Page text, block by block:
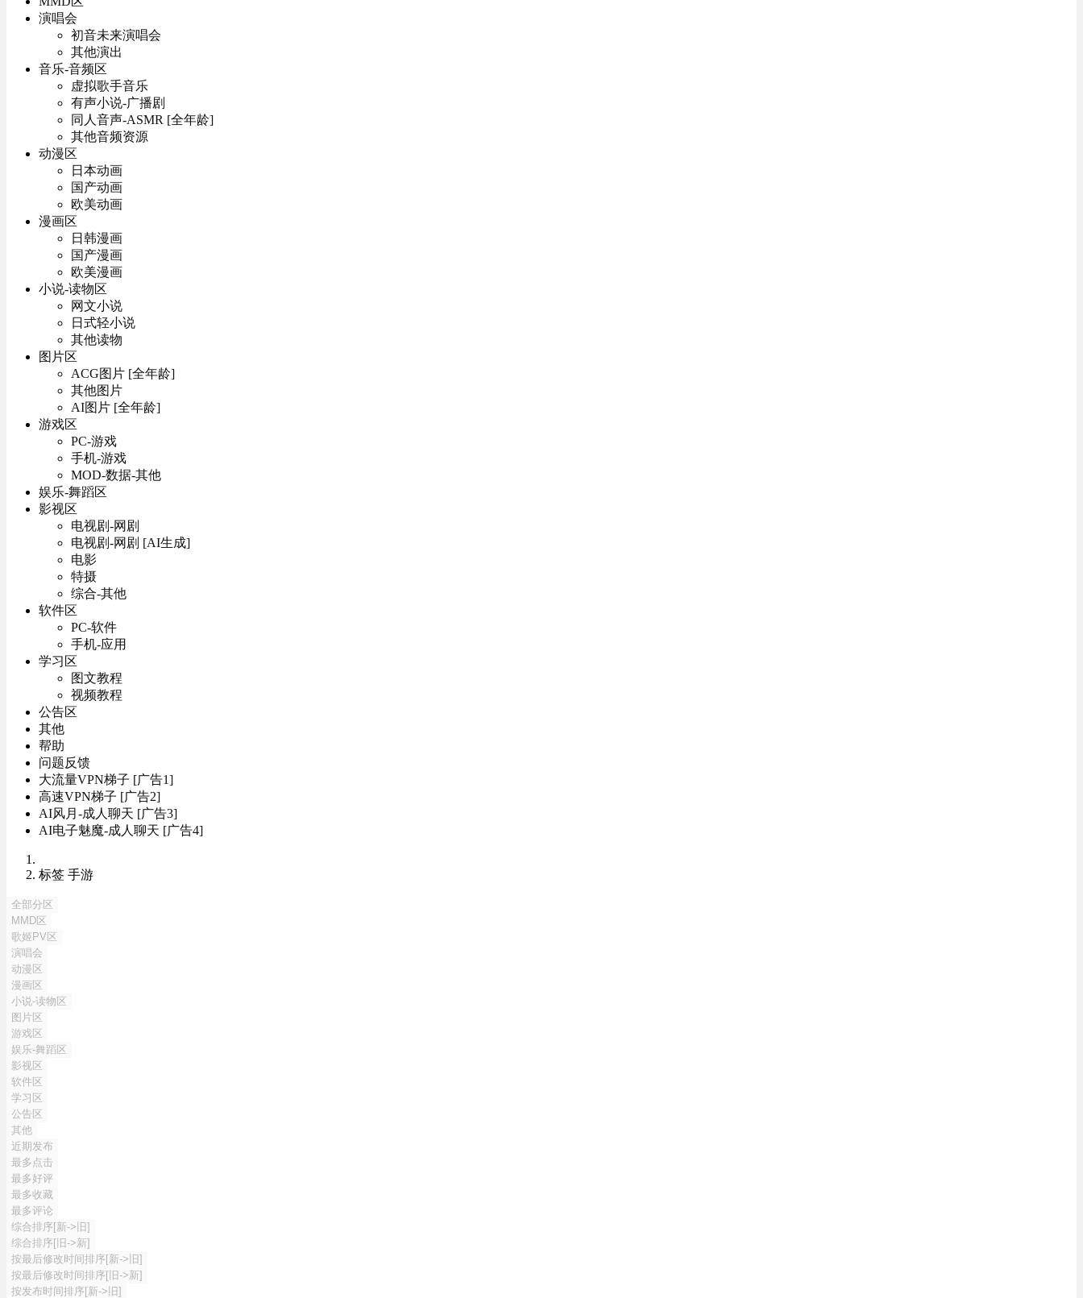
演唱会
初音未来演唱会
其他演出
音乐-音频区
虚拟歌手音乐
有声小说-广播剧
同人音声-ASMR [全年龄]
其他音频资源
动漫区
日本动画
国产动画
欧美动画
漫画区
日韩漫画
国产漫画
欧美漫画
小说-读物区
网文小说
日式轻小说
其他读物
图片区
ACG图片 [全年龄]
其他图片
AI图片 [全年龄]
游戏区
PC-游戏
手机-游戏
MOD-数据-其他
娱乐-舞蹈区
影视区
电视剧-网剧
电视剧-网剧 [AI生成]
电影
特摄
综合-其他
软件区
PC-软件
手机-应用
学习区
图文教程
视频教程
公告区
其他
帮助
问题反馈
大流量VPN梯子 [广告1]
高速VPN梯子 [广告2]
AI风月-成人聊天 [广告3]
AI电子魅魔-成人聊天 [广告4]
标签 手游
全部分区
MMD区
歌姬PV区
演唱会
动漫区
漫画区
小说-读物区
图片区
游戏区
娱乐-舞蹈区
影视区
软件区
学习区
公告区
其他
近期发布
最多点击
最多好评
最多收藏
最多评论
综合排序[新->旧]
综合排序[旧->新]
按最后修改时间排序[新->旧]
按最后修改时间排序[旧->新]
按发布时间排序[新->旧]